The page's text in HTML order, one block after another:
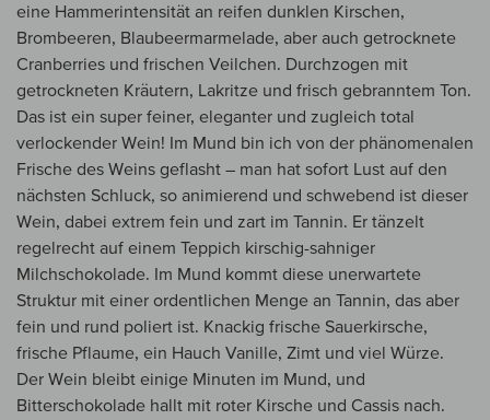
eine Hammerintensität an reifen dunklen Kirschen,
Brombeeren, Blaubeermarmelade, aber auch getrocknete
Cranberries und frischen Veilchen. Durchzogen mit
getrockneten Kräutern, Lakritze und frisch gebranntem Ton.
Das ist ein super feiner, eleganter und zugleich total
verlockender Wein! Im Mund bin ich von der phänomenalen
Frische des Weins geflasht – man hat sofort Lust auf den
nächsten Schluck, so animierend und schwebend ist dieser
Wein, dabei extrem fein und zart im Tannin. Er tänzelt
regelrecht auf einem Teppich kirschig-sahniger
Milchschokolade. Im Mund kommt diese unerwartete
Struktur mit einer ordentlichen Menge an Tannin, das aber
fein und rund poliert ist. Knackig frische Sauerkirsche,
frische Pflaume, ein Hauch Vanille, Zimt und viel Würze.
Der Wein bleibt einige Minuten im Mund, und
Bitterschokolade hallt mit roter Kirsche und Cassis nach.